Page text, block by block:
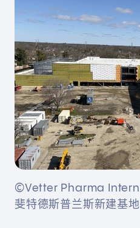
©Vetter Pharma
斐特德斯普兰斯新建基